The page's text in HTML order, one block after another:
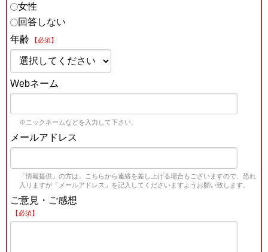
女性
回答しない
年齢
【必須】
Webネーム
※ニックネームなどを入力して下さい。
メールアドレス
「情報提供」の方は、こちらから連絡を差し上げる場合もございますので、恐れ
入りますが「メールアドレス」を記入してくださいますようお願い致します。
ご意見・ご感想
【必須】